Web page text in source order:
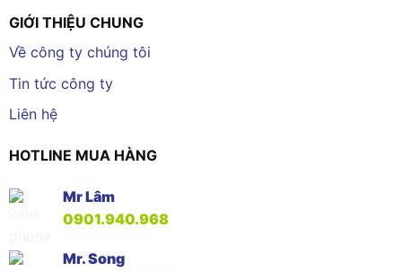
GIỚI THIỆU CHUNG
Về công ty chúng tôi
Tin tức công ty
Liên hệ
HOTLINE MUA HÀNG
Mr Lâm
0901.940.968
Mr. Song